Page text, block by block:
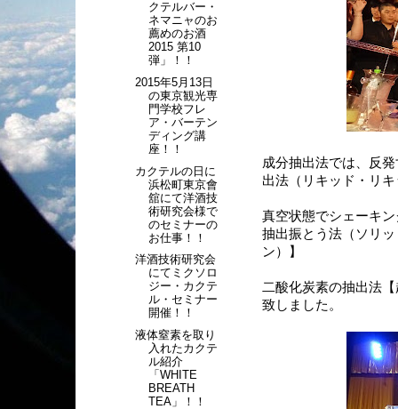
成分抽出法では、反
出法（リキッド・リ
真空状態でシェーキ
抽出振とう法（ソリ
ン）】
二酸化炭素の抽出法
致しました。
クテルバー・
ネマニャのお
薦めのお酒
2015 第10
弾」！！
2015年5月13日
の東京観光専
門学校フレ
ア・バーテン
ディング講
座！！
カクテルの日に
浜松町東京會
舘にて洋酒技
術研究会様で
のセミナーの
お仕事！！
洋酒技術研究会
にてミクソロ
ジー・カクテ
ル・セミナー
開催！！
液体窒素を取り
入れたカクテ
ル紹介
「WHITE
BREATH
TEA」！！